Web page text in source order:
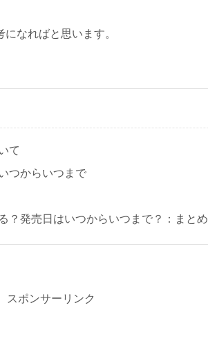
なればと思います。
て
つからいつまで
？発売日はいつからいつまで？：まとめ
スポンサーリンク